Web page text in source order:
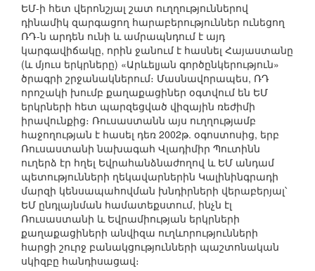
ԵՄ-ի հետ վերոնշյալ շատ ուղղություններով
դինամիկ զարգացող հարաբերություններ ունեցող
ՌԴ-ն արդեն ունի և ամրապնդում է այդ
կարգավիճակը, որին ջանում է հասնել Հայաստանը
(և մյուս երկրները) «Արևելյան գործընկերություն»
ծրագրի շրջանակներում։ Մասնավորապես, ՌԴ
որոշակի խումբ քաղաքացիներ օգտվում են ԵՄ
երկրների հետ պարզեցված վիզային ռեժիմի
իրավունքից։ Ռուսաստանն այս ուղղությամբ
հաջողության է հասել դեռ 2002թ. օգոստոսից, երբ
Ռուսաստանի նախագահ Վլադիմիր Պուտինն
ուղերձ էր հղել Եվրահանձնաժողով և ԵՄ անդամ
պետությունների ղեկավարներին Կալինինգրադի
մարզի կենսապահովման խնդիրների վերաբերյալ՝
ԵՄ ընդլայնման համատեքստում, ինչն էլ
Ռուսաստանի և Եվրամիության երկրների
քաղաքացիների անվիզա ուղևորությունների
հարցի շուրջ բանակցությունների պաշտոնական
սկիզբը հանդիսացավ։